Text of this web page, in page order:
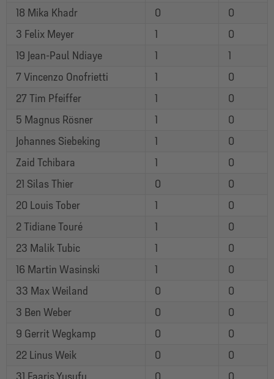
18 Mika Khadr
0
0
3 Felix Meyer
1
0
19 Jean-Paul Ndiaye
1
1
7 Vincenzo Onofrietti
1
0
27 Tim Pfeiffer
1
0
5 Magnus Rösner
1
0
Johannes Siebeking
1
0
Zaid Tchibara
1
0
21 Silas Thier
0
0
20 Louis Tober
1
0
2 Tidiane Touré
1
0
23 Malik Tubic
1
0
16 Martin Wasinski
1
0
33 Max Weiland
0
0
3 Ben Weber
0
0
9 Gerrit Wegkamp
0
0
22 Linus Weik
0
0